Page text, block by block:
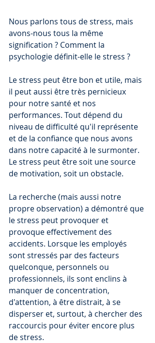
Nous parlons tous de stress, mais
avons-nous tous la même
signification ? Comment la
psychologie définit-elle le stress ?
Le stress peut être bon et utile, mais
il peut aussi être très pernicieux
pour notre santé et nos
performances. Tout dépend du
niveau de difficulté qu'il représente
et de la confiance que nous avons
dans notre capacité à le surmonter.
Le stress peut être soit une source
de motivation, soit un obstacle.
La recherche (mais aussi notre
propre observation) a démontré que
le stress peut provoquer et
provoque effectivement des
accidents. Lorsque les employés
sont stressés par des facteurs
quelconque, personnels ou
professionnels, ils sont enclins à
manquer de concentration,
d'attention, à être distrait, à se
disperser et, surtout, à chercher des
raccourcis pour éviter encore plus
de stress.